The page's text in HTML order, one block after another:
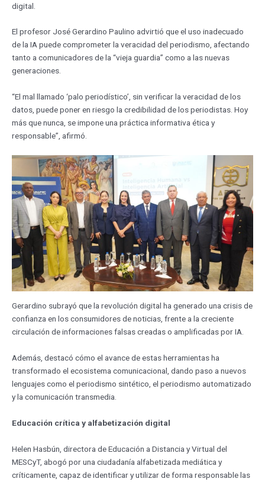
digital.
El profesor José Gerardino Paulino advirtió que el uso inadecuado
de la IA puede comprometer la veracidad del periodismo, afectando
tanto a comunicadores de la “vieja guardia” como a las nuevas
generaciones.
“El mal llamado ‘palo periodístico’, sin verificar la veracidad de los
datos, puede poner en riesgo la credibilidad de los periodistas. Hoy
más que nunca, se impone una práctica informativa ética y
responsable”, afirmó.
Gerardino subrayó que la revolución digital ha generado una crisis de
confianza en los consumidores de noticias, frente a la creciente
circulación de informaciones falsas creadas o amplificadas por IA.
Además, destacó cómo el avance de estas herramientas ha
transformado el ecosistema comunicacional, dando paso a nuevos
lenguajes como el periodismo sintético, el periodismo automatizado
y la comunicación transmedia.
Educación crítica y alfabetización digital
Helen Hasbún, directora de Educación a Distancia y Virtual del
MESCyT, abogó por una ciudadanía alfabetizada mediática y
críticamente, capaz de identificar y utilizar de forma responsable las